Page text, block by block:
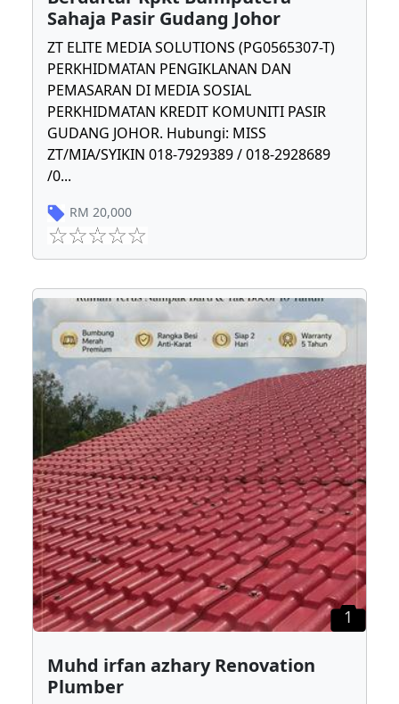
Sahaja Pasir Gudang Johor
ZT ELITE MEDIA SOLUTIONS (PG0565307-T)
PERKHIDMATAN PENGIKLANAN DAN
PEMASARAN DI MEDIA SOSIAL
PERKHIDMATAN KREDIT KOMUNITI PASIR
GUDANG JOHOR. Hubungi: MISS
ZT/MIA/SYIKIN 018-7929389 / 018-2928689
/0...
RM 20,000
1
Muhd irfan azhary Renovation
Plumber